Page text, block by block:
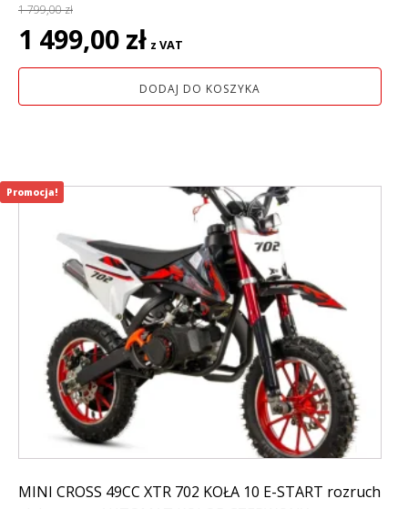
1 799,00zł
Pierwotna
cena
wynosiła:
1 499,00 zł cena
wynosi:
1
z VAT
DODAJ DO KOSZYKA
MINI CROSS 49CC XTR 702 KOŁA 10 E-START rozruch
Promocja!